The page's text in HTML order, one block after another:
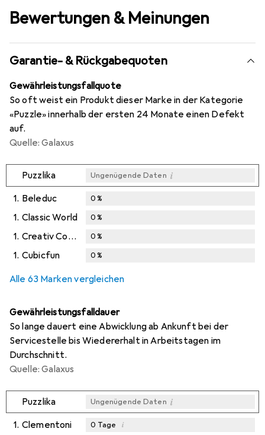
Bewertungen & Meinungen
Garantie- & Rückgabequoten
Gewährleistungsfallquote
So oft weist ein Produkt dieser Marke in der Kategorie
«Puzzle» innerhalb der ersten 24 Monate einen Defekt
auf.
Quelle: Galaxus
Puzzlika Ungenügende Daten i
1. Beleduc 0%
1. Classic World 0%
1. Creativ Company 0%
1. Cubicfun 0%
Alle 63 Marken vergleichen
Gewährleistungsfalldauer
So lange dauert eine Abwicklung ab Ankunft bei der
Servicestelle bis Wiedererhalt in Arbeitstagen im
Durchschnitt.
Quelle: Galaxus
Puzzlika Ungenügende Daten i
1. Clementoni 0 Tage i